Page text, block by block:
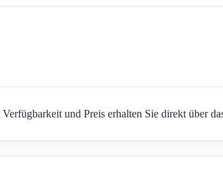
und Preis erhalten Sie direkt über